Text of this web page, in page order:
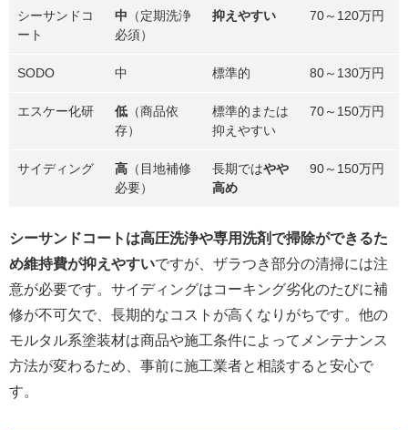
シーサンドコ
ート
中 （定期洗浄
必須）
抑えやすい 70～120万円
SODO 中 標準的 80～130万円
エスケー化研 低（商品依
存）
標準的または
抑えやすい
70～150万円
サイディング 高（目地補修
必要）
長期ではやや
高め
90～150万円
シーサンドコートは高圧洗浄や専用洗剤で掃除ができるた
め維持費が抑えやすいですが、ザラつき部分の清掃には注
意が必要です。サイディングはコーキング劣化のたびに補
修が不可欠で、長期的なコストが高くなりがちです。他の
モルタル系塗装材は商品や施工条件によってメンテナンス
方法が変わるため、事前に施工業者と相談すると安心で
す。